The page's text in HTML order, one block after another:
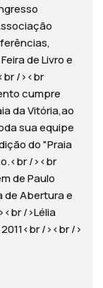
de Livro e
/><br
cumpre
da Vitória,ao
sua equipe
do "Praia
/><br
de Paulo
de Abertura e
/>Lélia
/><br />